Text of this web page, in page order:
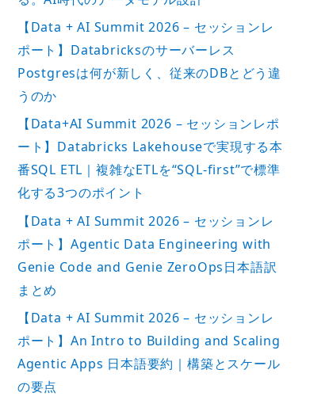
【Data + AI Summit 2026 – セッションレ
ポート】Databricksのサーバーレス
Postgresは何が新しく、従来のDBとどう違
うのか
【Data+AI Summit 2026 – セッションレポ
ート】Databricks Lakehouseで実現する本
番SQL ETL｜複雑なETLを“SQL-first”で標準
化する3つのポイント
【Data + AI Summit 2026 – セッションレ
ポート】Agentic Data Engineering with
Genie Code and Genie ZeroOps日本語訳
まとめ
【Data + AI Summit 2026 – セッションレ
ポート】An Intro to Building and Scaling
Agentic Apps 日本語要約｜構築とスケール
の要点